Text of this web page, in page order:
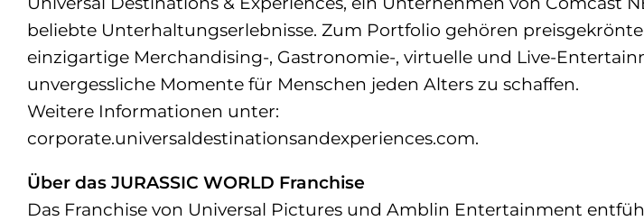
beliebte Unterhaltungserlebnisse. Zum Portfolio gehören
einzigartige Merchandising-, Gastronomie-, virtuelle und Live-
unvergessliche Momente für Menschen jeden Alters zu schaffen.
Weitere Informationen unter:
corporate.universaldestinationsandexperiences.com.
Über das JURASSIC WORLD Franchise
Das Franchise von Universal Pictures und Amblin Entertainment